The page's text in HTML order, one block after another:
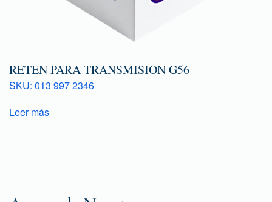
RETEN PARA TRANSMISION G56
SKU: 013 997 2346
Leer más